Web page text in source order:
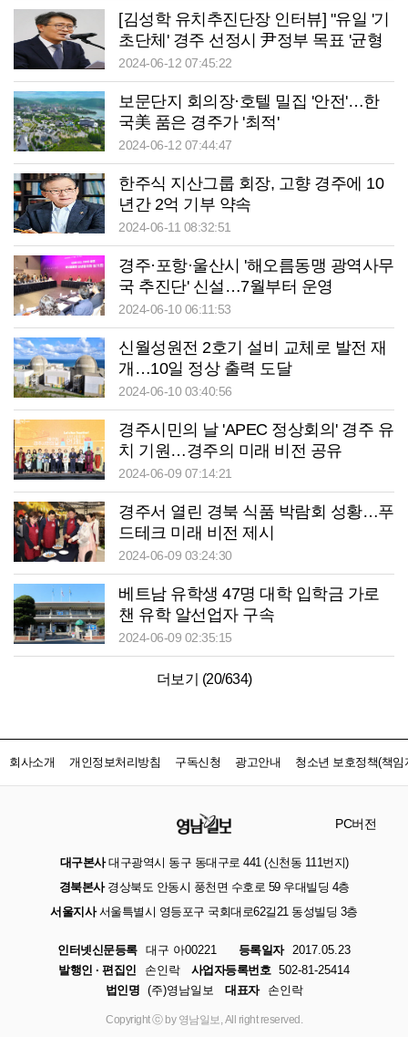
[김성학 유치추진단장 인터뷰] "유일 '기
초단체' 경주 선정시 尹정부 목표 '균형
발전' 부합"
2024-06-12 07:45:22
보문단지 회의장·호텔 밀집 '안전'…한
국美 품은 경주가 '최적'
2024-06-12 07:44:47
한주식 지산그룹 회장, 고향 경주에 10
년간 2억 기부 약속
2024-06-11 08:32:51
경주·포항·울산시 '해오름동맹 광역사무
국 추진단' 신설…7월부터 운영
2024-06-10 06:11:53
신월성원전 2호기 설비 교체로 발전 재
개…10일 정상 출력 도달
2024-06-10 03:40:56
경주시민의 날 'APEC 정상회의' 경주 유
치 기원…경주의 미래 비전 공유
2024-06-09 07:14:21
경주서 열린 경북 식품 박람회 성황…푸
드테크 미래 비전 제시
2024-06-09 03:24:30
베트남 유학생 47명 대학 입학금 가로
챈 유학 알선업자 구속
2024-06-09 02:35:15
더보기 (20/634)
회사소개 개인정보처리방침 구독신청 광고안내 청소년 보호정책(책임
PC버전
대구본사대구광역시 동구 동대구로 441 (신천동 111번지)
경북본사경상북도 안동시 풍천면 수호로 59 우대빌딩 4층
서울지사서울특별시 영등포구 국회대로62길21 동성빌딩 3층
인터넷신문등록 대구 아00221 등록일자
2017.05.23
발행인 · 편집인
손인락 사업자등록번호 502-81-25414
법인명 (주)영남일보 대표자 손인락
Copyright ⓒ by 영남일보, All right reserved.